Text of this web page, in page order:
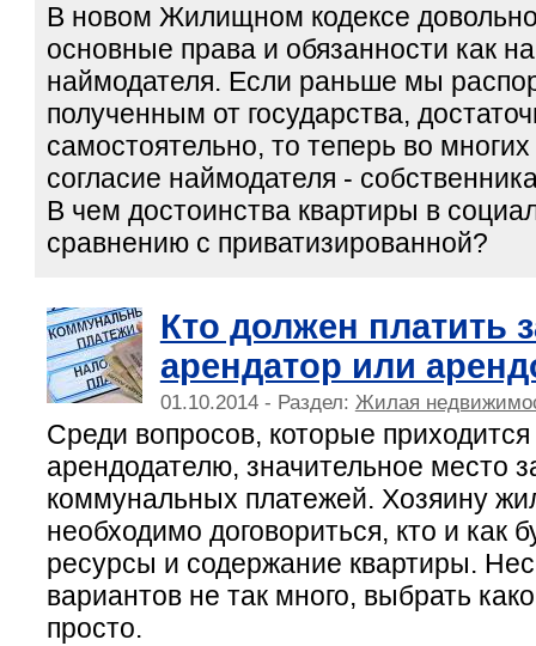
В новом Жилищном кодексе
основные права и обязанности как
наймодателя. Если раньше мы
полученным от государства,
самостоятельно, то теперь во
согласие наймодателя -
В чем достоинства квартиры в
сравнению с приватизированной?
Кто должен платить
арендатор или
01.10.2014 - Раздел: Жилая
Среди вопросов, которые
арендодателю, значительное место
коммунальных платежей. Хозяину
необходимо договориться, кто и как
ресурсы и содержание квартиры.
вариантов не так много, выбрать
просто.